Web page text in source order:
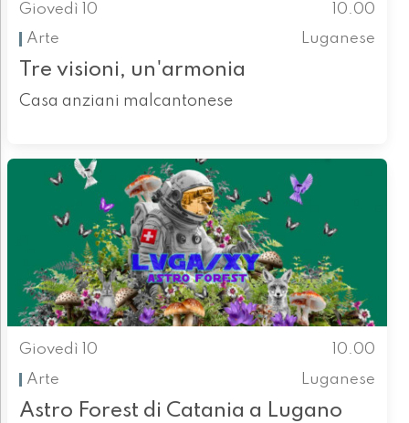
Giovedì 10
10.00
Arte
Luganese
Tre visioni, un'armonia
Casa anziani malcantonese
Giovedì 10
10.00
Arte
Luganese
Astro Forest di Catania a Lugano